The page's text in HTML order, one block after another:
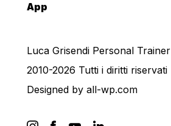
App
Luca Grisendi Personal Trainer
2010-2026 Tutti i diritti riservati
Designed by all-wp.com